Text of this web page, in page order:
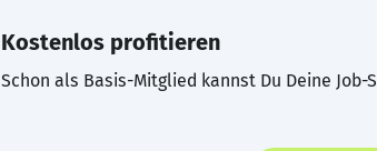
Kostenlos profitieren
Schon als Basis-Mitglied kannst Du Deine